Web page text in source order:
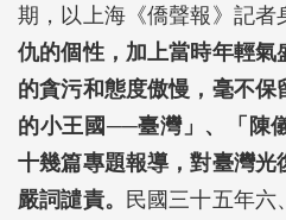
期，以上海《僑聲報》記者
仇的個性，加上當時年輕
的貪污和態度傲慢，毫不
的小王國──臺灣」、「陳
十幾篇專題報導，對臺灣光
嚴詞譴責。
民國三十五年六